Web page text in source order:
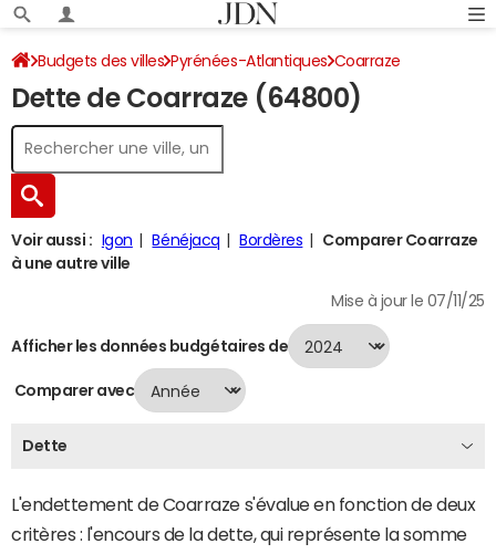
Budgets des villes Pyrénées-Atlantiques Coarraze
Dette au 31/12/2024
Dette de Coarraze (64800)
Voir aussi : Igon Bénéjacq Bordères
Comparer Coarraze
à une autre ville
Mise à jour le 07/11/25
Afficher les données budgétaires de
Comparer avec
Dette
L'endettement de Coarraze s'évalue en fonction de deux
critères : l'encours de la dette, qui représente la somme